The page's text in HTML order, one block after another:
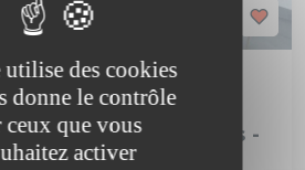
à vendre dans un
prisé de Rognes -
sur terrain de
messagerie
utilise des cookies
donne le contrôle
ceux que vous
activer